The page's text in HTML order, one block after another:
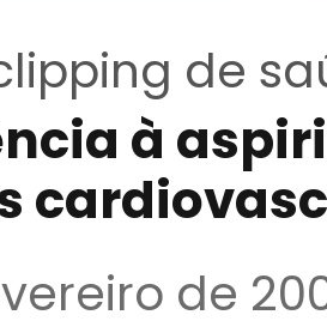
de
à
de